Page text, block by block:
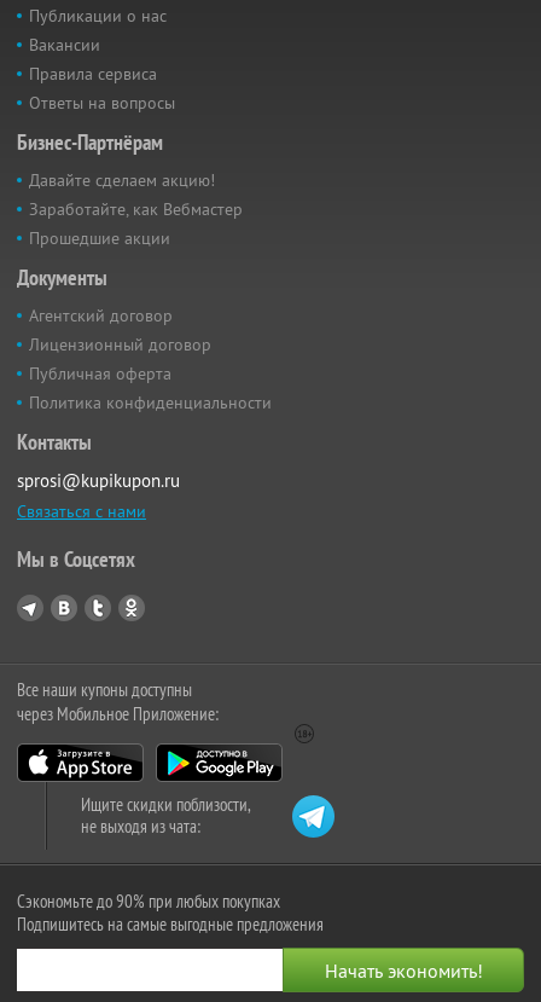
Публикации о нас
Вакансии
Правила сервиса
Ответы на вопросы
Бизнес-Партнёрам
Давайте сделаем акцию!
Заработайте, как Вебмастер
Прошедшие акции
Документы
Агентский договор
Лицензионный договор
Публичная оферта
Политика конфиденциальности
Контакты
sprosi@kupikupon.ru
Связаться с нами
Мы в Соцсетях
Все наши купоны доступны
через Мобильное Приложение:
Ищите скидки поблизости,
не выходя из чата:
Сэкономьте до 90% при любых покупках
Подпишитесь на самые выгодные предложения